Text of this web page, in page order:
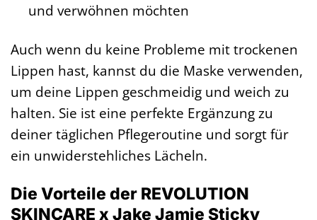
und verwöhnen möchten
Auch wenn du keine Probleme mit trockenen
Lippen hast, kannst du die Maske verwenden,
um deine Lippen geschmeidig und weich zu
halten. Sie ist eine perfekte Ergänzung zu
deiner täglichen Pflegeroutine und sorgt für
ein unwiderstehliches Lächeln.
Die Vorteile der REVOLUTION
SKINCARE x Jake Jamie Sticky